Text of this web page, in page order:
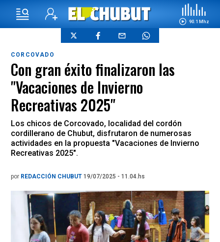
90.1 Mhz
CORCOVADO
Con gran éxito finalizaron las
"Vacaciones de Invierno
Recreativas 2025"
Los chicos de Corcovado, localidad del cordón
cordillerano de Chubut, disfrutaron de numerosas
actividades en la propuesta "Vacaciones de Invierno
Recreativas 2025".
por REDACCIÓN CHUBUT 19/07/2025 - 11.04.hs